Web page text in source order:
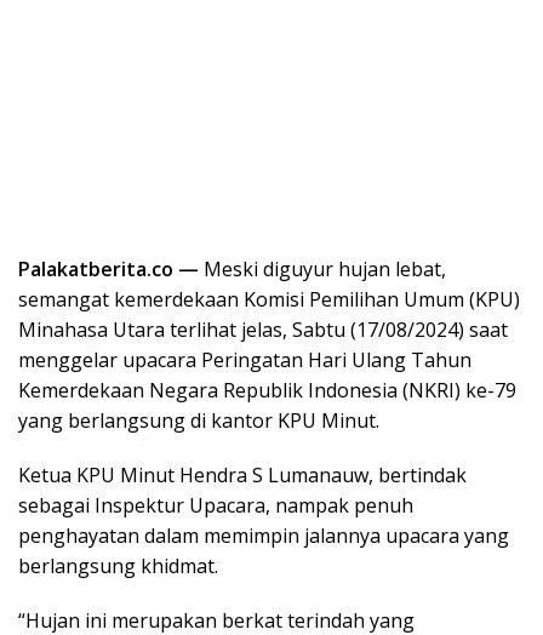
Palakatberita.co — Meski diguyur hujan lebat,
semangat kemerdekaan Komisi Pemilihan Umum (KPU)
Minahasa Utara terlihat jelas, Sabtu (17/08/2024) saat
menggelar upacara Peringatan Hari Ulang Tahun
Kemerdekaan Negara Republik Indonesia (NKRI) ke-79
yang berlangsung di kantor KPU Minut.
Ketua KPU Minut Hendra S Lumanauw, bertindak
sebagai Inspektur Upacara, nampak penuh
penghayatan dalam memimpin jalannya upacara yang
berlangsung khidmat.
“Hujan ini merupakan berkat terindah yang